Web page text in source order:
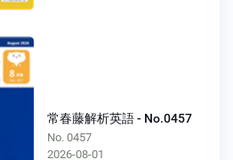
常春藤解析英語 - No.0457
No. 0457
2026-08-01